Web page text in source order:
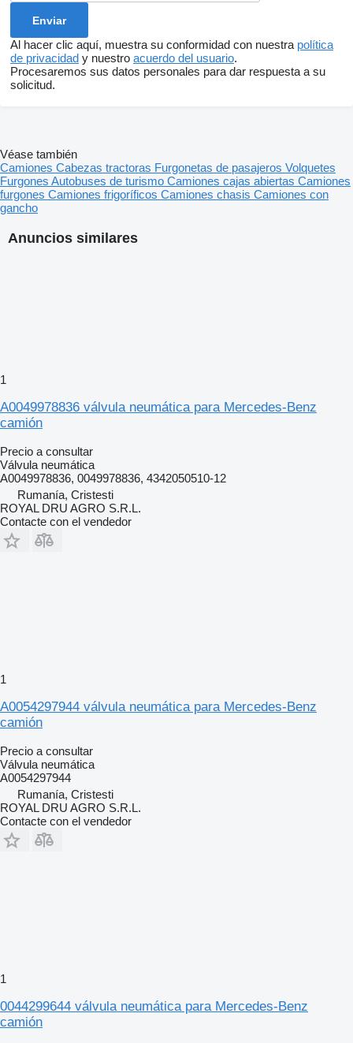
Al hacer clic aquí, muestra su conformidad con nuestra política
de privacidad y nuestro acuerdo del usuario.
Procesaremos sus datos personales para dar respuesta a su
solicitud.
Anuncios similares
1
A0049978836 válvula neumática para Mercedes-Benz
camión
Precio a consultar
Válvula neumática
A0049978836, 0049978836, 4342050510-12
Rumanía, Cristesti
ROYAL DRU AGRO S.R.L.
Contacte con el vendedor
1
A0054297944 válvula neumática para Mercedes-Benz
camión
Precio a consultar
Válvula neumática
A0054297944
Rumanía, Cristesti
ROYAL DRU AGRO S.R.L.
Contacte con el vendedor
1
0044299644 válvula neumática para Mercedes-Benz
camión
Véase también
Camiones Cabezas tractoras Furgonetas de pasajeros Volquetes
Furgones Autobuses de turismo Camiones cajas abiertas Camiones
furgones Camiones frigoríficos Camiones chasis Camiones con
gancho